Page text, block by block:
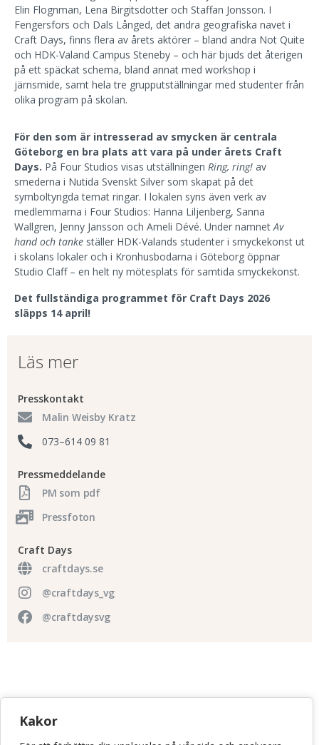
Kakor
Elin Flognman, Lena Birgitsdotter och Staffan Jonsson. I
Fengersfors och Dals Långed, det andra geografiska navet i
Craft Days, finns flera av årets aktörer – bland andra Not Quite
och HDK-Valand Campus Steneby – och här bjuds det återigen
på ett späckat schema, bland annat med workshop i
järnsmide, samt hela tre grupputställningar med studenter från
olika program på skolan.
För den som är intresserad av smycken är centrala
Göteborg en bra plats att vara på under årets Craft
Days. På Four Studios visas utställningen Ring, ring! av
smederna i Nutida Svenskt Silver som skapat på det
symboltyngda temat ringar. I lokalen syns även verk av
medlemmarna i Four Studios: Hanna Liljenberg, Sanna
Wallgren, Jenny Jansson och Ameli Dévé. Under namnetAv
hand och tanke ställer HDK-Valands studenter i smyckekonst ut
i skolans lokaler och i Kronhusbodarna i Göteborg öppnar
Studio Claff – en helt ny mötesplats för samtida smyckekonst.
Det fullständiga programmet för Craft Days 2026
släpps 14 april!
Läs mer
Presskontakt
Malin Weisby Kratz
073–614 09 81
Pressmeddelande
PM som pdf
Pressfoton
Craft Days
craftdays.se
@craftdays_vg
@craftdaysvg
KONSTHANTVERKSCENTRUM
Bellmansgatan 5 • 118 20 Stockholm